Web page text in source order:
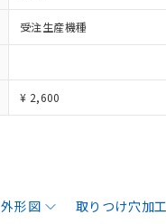
受注生産機種
¥ 2,600
外形図 取りつけ穴加